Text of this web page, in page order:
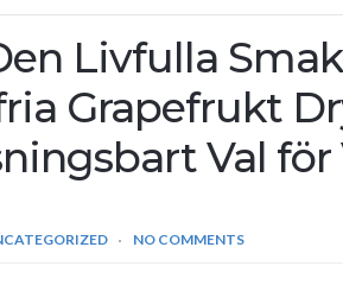
Livfulla
Grapefrukt
Val för
NO COMMENTS